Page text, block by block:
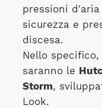
pressioni
sicurezza e
discesa.
Nello
saranno le
Storm,
Look.